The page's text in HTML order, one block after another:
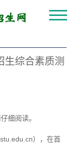
生综合素质测
细阅读。
），在首